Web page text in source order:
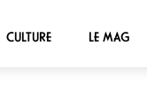
CULTURE LE MAG